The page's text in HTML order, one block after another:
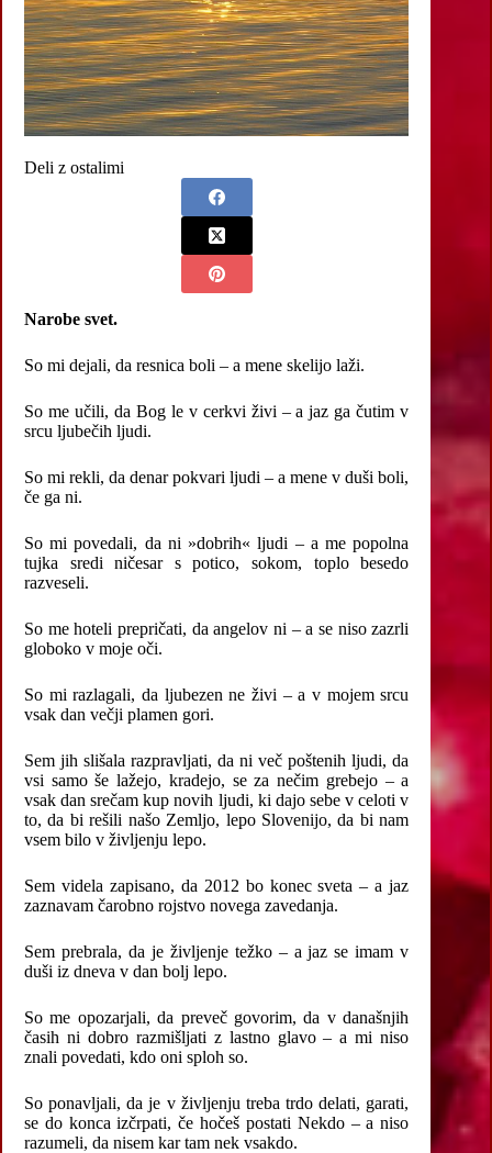
Deli z ostalimi
Narobe svet.
So mi dejali, da resnica boli – a mene skelijo laži.
So me učili, da Bog le v cerkvi živi – a jaz ga čutim v
srcu ljubečih ljudi.
So mi rekli, da denar pokvari ljudi – a mene v duši boli,
če ga ni.
So mi povedali, da ni »dobrih« ljudi – a me popolna
tujka sredi ničesar s potico, sokom, toplo besedo
razveseli.
So me hoteli prepričati, da angelov ni – a se niso zazrli
globoko v moje oči.
So mi razlagali, da ljubezen ne živi – a v mojem srcu
vsak dan večji plamen gori.
Sem jih slišala razpravljati, da ni več poštenih ljudi, da
vsi samo še lažejo, kradejo, se za nečim grebejo – a
vsak dan srečam kup novih ljudi, ki dajo sebe v celoti v
to, da bi rešili našo Zemljo, lepo Slovenijo, da bi nam
vsem bilo v življenju lepo.
Sem videla zapisano, da 2012 bo konec sveta – a jaz
zaznavam čarobno rojstvo novega zavedanja.
Sem prebrala, da je življenje težko – a jaz se imam v
duši iz dneva v dan bolj lepo.
So me opozarjali, da preveč govorim, da v današnjih
časih ni dobro razmišljati z lastno glavo – a mi niso
znali povedati, kdo oni sploh so.
So ponavljali, da je v življenju treba trdo delati, garati,
se do konca izčrpati, če hočeš postati Nekdo – a niso
razumeli, da nisem kar tam nek vsakdo.